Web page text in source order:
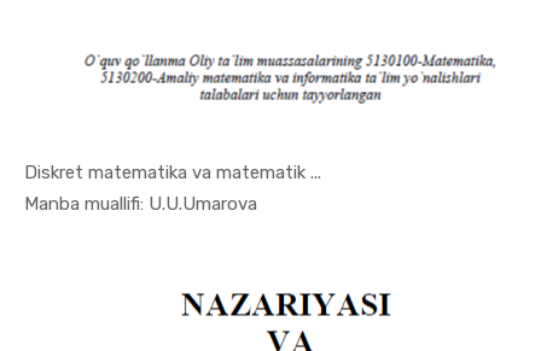
Diskret matematika va matematik ...
Manba muallifi: U.U.UmarovaIn Ekonome...